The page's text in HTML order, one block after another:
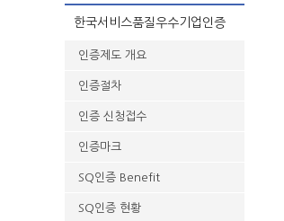
한국서비스품질우수기업인증
인증제도 개요
인증절차
인증 신청접수
인증마크
SQ인증 Benefit
SQ인증 현황